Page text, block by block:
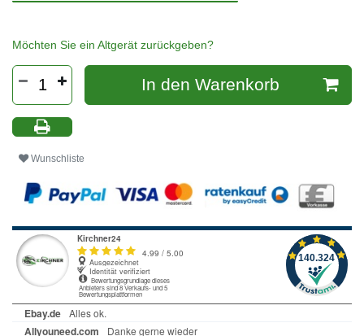
Möchten Sie ein Altgerät zurückgeben?
In den Warenkorb
Wunschliste